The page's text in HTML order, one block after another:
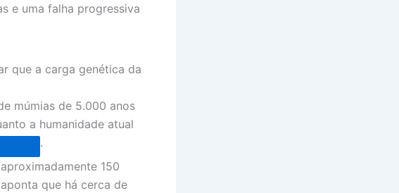
e uma falha progressiva
que a carga genética da
múmias de 5.000 anos
a humanidade atual
.
150
que há cerca de